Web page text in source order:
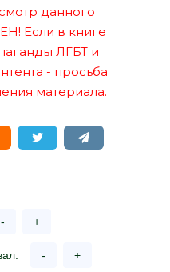
данного
Если в книге
ЛГБТ и
- просьба
материала.
- +
- +